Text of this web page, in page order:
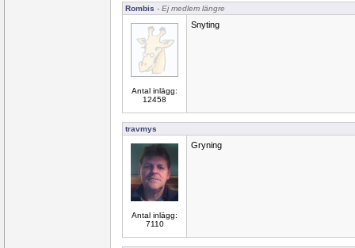
Rombis - Ej medlem längre
Antal inlägg:
12458
Snyting
travmys
Antal inlägg:
7110
Gryning